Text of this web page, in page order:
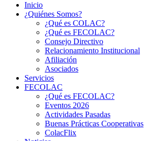
Inicio
¿Quiénes Somos?
¿Qué es COLAC?
¿Qué es FECOLAC?
Consejo Directivo
Relacionamiento Institucional
Afiliación
Asociados
Servicios
FECOLAC
¿Qué es FECOLAC?
Eventos 2026
Actividades Pasadas
Buenas Prácticas Cooperativas
ColacFlix